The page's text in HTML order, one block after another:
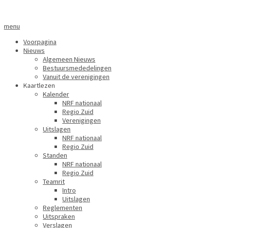
menu
Voorpagina
Nieuws
Algemeen Nieuws
Bestuursmededelingen
Vanuit de verenigingen
Kaartlezen
Kalender
NRF nationaal
Regio Zuid
Verenigingen
Uitslagen
NRF nationaal
Regio Zuid
Standen
NRF nationaal
Regio Zuid
Teamrit
Intro
Uitslagen
Reglementen
Uitspraken
Verslagen